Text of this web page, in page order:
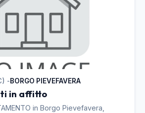
-BORGO PIEVEFAVERA
in affitto
in Borgo Pievefavera,